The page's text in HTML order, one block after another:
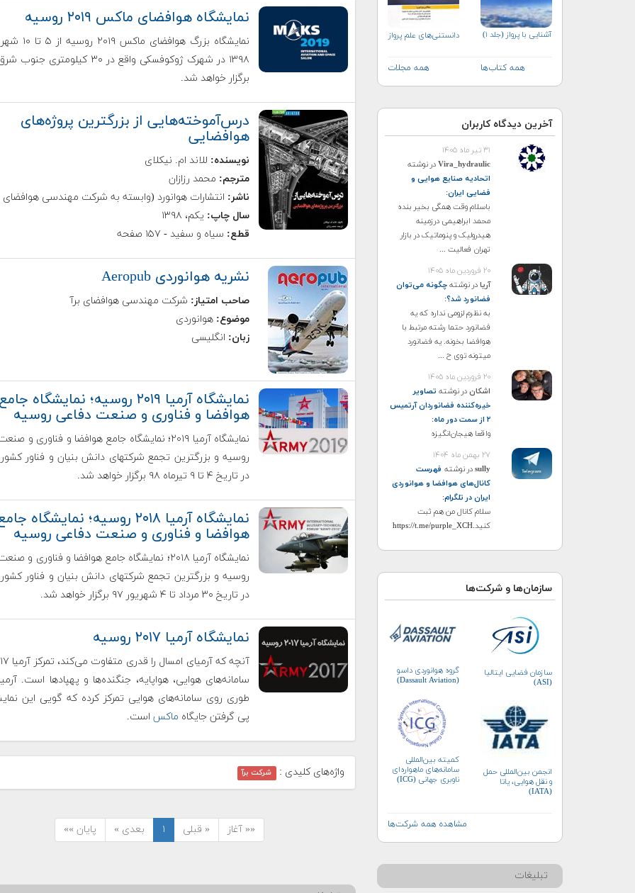
آشنایی با پرواز (جلد ۱) دانستنی‌های علم پرواز
همه کتاب‌ها همه مجلات
آخرین دیدگاه کاربران
۳۱ تیر ماه ۱۴۰۵
Vira_hydraulicدر نوشته
اتحادیه صنایع هوایی و
فضایی ایران:
باسلام وقت همگی بخیر بنده
محمد ابراهیمی درزمینه
هیدرولیک و پنوماتیک در بازار
تهران فعالیت ...
۲۰ فروردین ماه ۱۴۰۵
آریادر نوشتهچگونه می‌توان
فضانورد شد؟:
به نظرم لزومی نداره که یه
فضانورد حتما رشته مرتبط با
هوافضا بخونه. یه فضانورد
میتونه توی ح ...
۲۰ فروردین ماه ۱۴۰۵
اشکاندر نوشته تصاویر
خیره‌کننده فضانوردان آرتمیس
۲ از سمت دور ماه
:
واقعا هیجان‌انگیزه
۲۷ بهمن ماه ۱۴۰۴
sullyدر نوشته فهرست
کانال‌های هوافضا و هوانوردی
ایران در تلگرام:
سلام کانال من هم ثبت
کنید.https://t.me/purple_XCH
سازمان‌ها و شرکت‌ها
سازمان فضایی ایتالیا
(ASI)
گروه هوانوردی داسو
(Dassault Aviation)
انجمن بین‌المللی حمل
و نقل هوایی، یاتا
(IATA)
کمیته بین‌المللی
سامانه‌های ماهواره‌ای
ناوبری جهانی (ICG)
مشاهده همه شرکت‌ها
تبلیغات
نمایشگاه هوافضای ماکس ۲۰۱۹ روسیه
نمایشگاه بزرگ
۱۳۹۸ در شهرک ژوکوفسکی واقع در ۳۰
برگزار خواهد شد.
درس‌آموخته‌هایی از بزرگترین پروژه‌های
هوافضایی
نویسنده: للاند ام. نیکلای
مترجم: محمد رزازان
ناشر: انتشارات هوانورد (وابسته به شرکت مهندسی هوافضای
سال چاپ: یکم، ۱۳۹۸
قطع: سیاه و سفید - ۱۵۷ صفحه
نشریه هوانوردی Aeropub
صاحب امتیاز: شرکت مهندسی هوافضای برآ
موضوع: هوانوردی
زبان: انگلیسی
نمایشگاه آرمیا ۲۰۱۹ روسیه؛ نمایشگاه
هوافضا و فناوری و صنعت دفاعی روسیه
نمایشگاه آرمیا ۲۰۱۹؛ نمایشگاه جامع هوافضا و فناوری و
روسیه و بزرگترین تجمع شرکتهای دانش بنیان و فناور
در تاریخ ۴ تا ۹ تیرماه ۹۸ برگزار خواهد شد.
نمایشگاه آرمیا ۲۰۱۸ روسیه؛ نمایشگاه
هوافضا و فناوری و صنعت دفاعی روسیه
نمایشگاه آرمیا ۲۰۱۸؛ نمایشگاه جامع هوافضا و فناوری و
روسیه و بزرگترین تجمع شرکتهای دانش بنیان و فناور
در تاریخ ۳۰ مرداد تا ۴ شهریور ۹۷ برگزار خواهد شد.
نمایشگاه آرمیا ۲۰۱۷ روسیه
سامانه‌های هوایی، هواپایه، جنگنده‌ها و پهپادها است.
طوری روی سامانه‌های هوایی تمرکز کرده که گویی این
پی گرفتن جایگاه ماکس است.
واژه‌های کلیدی : شرکت برآ
«« آغاز « قبلی ۱ بعدی » پایان »»